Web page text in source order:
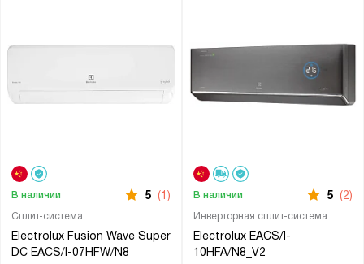
Сплит-система
Electrolux Fusion Wave Super
DC EACS/I-07HFW/N8
В наличии 5 (1)
Инверторная сплит-система
Electrolux EACS/I-
10HFA/N8_V2
В наличии 5 (2)